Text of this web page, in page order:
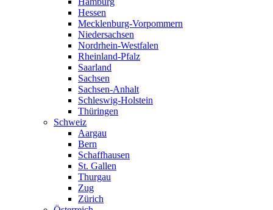
Hessen
Mecklenburg-Vorpommern
Niedersachsen
Nordrhein-Westfalen
Rheinland-Pfalz
Saarland
Sachsen
Sachsen-Anhalt
Schleswig-Holstein
Thüringen
Schweiz
Aargau
Bern
Schaffhausen
St. Gallen
Thurgau
Zug
Zürich